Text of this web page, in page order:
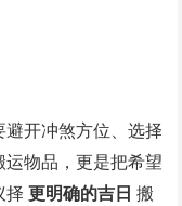
避开冲煞方位、选择
物品，更是把希望
择更明确的吉日 搬